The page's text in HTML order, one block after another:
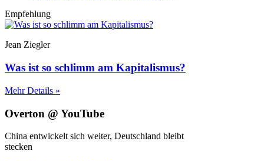
Empfehlung
Jean Ziegler
Was ist so schlimm am Kapitalismus?
Mehr Details »
Overton @ YouTube
China entwickelt sich weiter, Deutschland bleibt
stecken